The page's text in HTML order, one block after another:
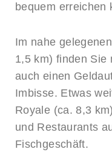
bequem erreichen
Im nahe
1,5 km) finden Sie
auch einen
Imbisse. Etwas
Royale (ca. 8,3
und Restaurants
Fischgeschäft.